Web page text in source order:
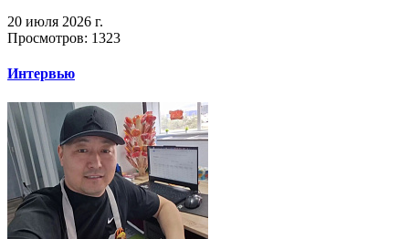
20 июля 2026 г.
Просмотров: 1323
Интервью